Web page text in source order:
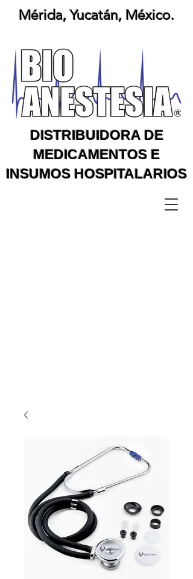
DISTRIBUIDORA DE
MEDICAMENTOS E
INSUMOS HOSPITALARIOS
Mérida, Yucatán, México.